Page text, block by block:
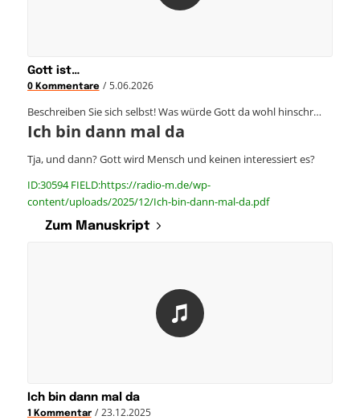
Gott ist…
0 Kommentare / 5.06.2026
Beschreiben Sie sich selbst! Was würde Gott da wohl hinschr…
Ich bin dann mal da
Tja, und dann? Gott wird Mensch und keinen interessiert es?
ID:30594 FIELD:https://radio-m.de/wp-
content/uploads/2025/12/Ich-bin-dann-mal-da.pdf
Zum Manuskript
Ich bin dann mal da
1 Kommentar / 23.12.2025